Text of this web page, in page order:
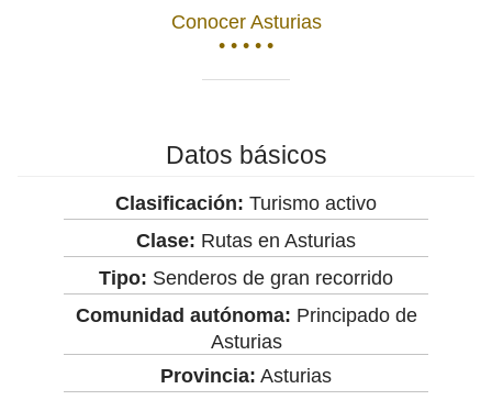
Conocer Asturias
• • • • •
Datos básicos
Clasificación: Turismo activo
Clase: Rutas en Asturias
Tipo: Senderos de gran recorrido
Comunidad autónoma: Principado de
Asturias
Provincia: Asturias